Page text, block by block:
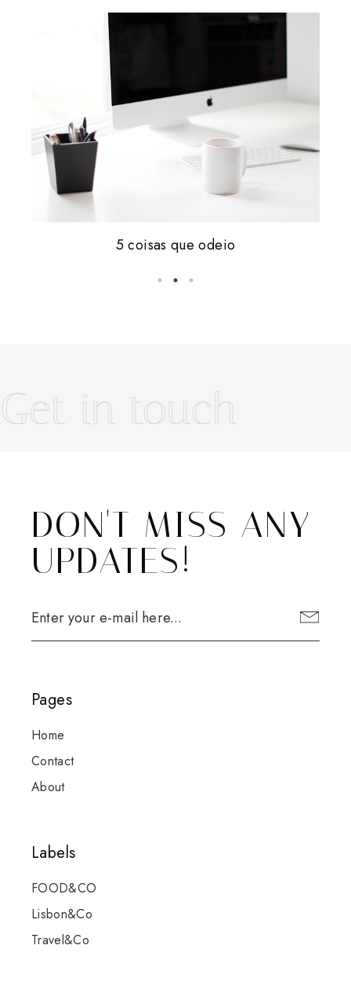
vale tudo.
5 coisas que odeio
Friday, i'm in love #16
Get in touch
DON'T MISS ANY
UPDATES!
Pages
Home
Contact
About
Labels
FOOD&CO
Lisbon&Co
Travel&Co